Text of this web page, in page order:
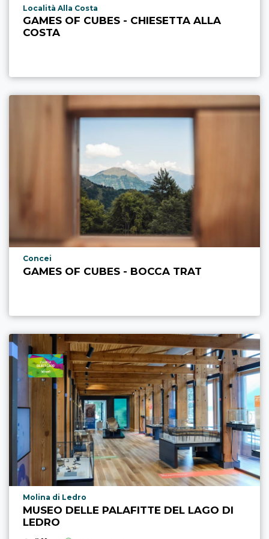
aria.poi_location_prefix
Località Alla Costa
GAMES OF CUBES - CHIESETTA ALLA
COSTA
aria.poi_location_prefix
Concei
GAMES OF CUBES - BOCCA TRAT
aria.poi_location_prefix
Molina di Ledro
MUSEO DELLE PALAFITTE DEL LAGO DI
LEDRO